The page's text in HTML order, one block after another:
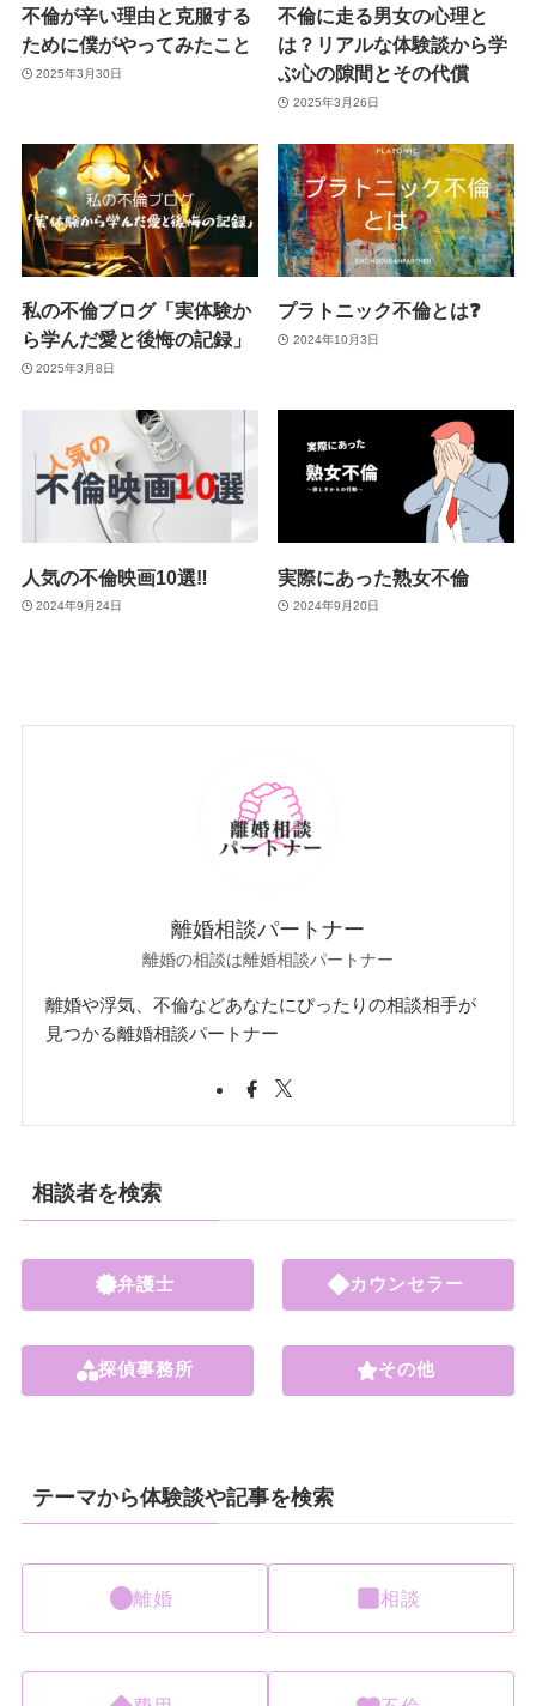
不倫が辛い理由と克服する
ために僕がやってみたこと
2025年3月30日
不倫に走る男女の心理と
は？リアルな体験談から学
ぶ心の隙間とその代償
2025年3月26日
私の不倫ブログ「実体験か
ら学んだ愛と後悔の記録」
2025年3月8日
プラトニック不倫とは❓
2024年10月3日
人気の不倫映画10選‼
2024年9月24日
実際にあった熟女不倫
2024年9月20日
離婚相談パートナー
離婚の相談は離婚相談パートナー
離婚や浮気、不倫などあなたにぴったりの相談相手が
見つかる離婚相談パートナー
相談者を検索
弁護士
探偵事務所
カウンセラー
その他
テーマから体験談や記事を検索
離婚 相談